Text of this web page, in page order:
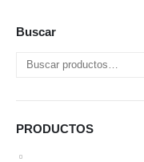
Buscar
PRODUCTOS